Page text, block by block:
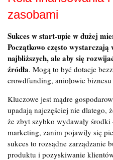
zasobami
Sukces w start-upie w dużej
Początkowo często wystarczają
najbliższych, ale aby się
źródła. Mogą to być dotacje
crowdfunding, aniołowie
Kluczowe jest mądre
upadają najczęściej nie dlatego,
że zbyt szybko wydawały
marketing, zanim pojawiły się
sukces to rozsądne zarządzanie
produktu i pozyskiwanie